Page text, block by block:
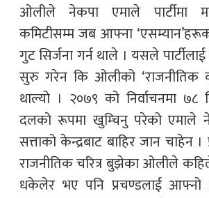
ओलीले नेकपा एमाले पार्टीमा
कमिटीसम्म जब आफ्ना
गुट सिर्जना गर्न थाले । यसले पार्टीलाई
सुरु गरेन कि ओलीको ‘राजनीतिक
थाल्यो । २०७९ को निर्वाचनमा ७८
दलको रूपमा खुम्चिनु परेको
सत्ताको केन्द्रबाट बाहिर जान चाहेन
राजनीतिक चरित्र बुझेका ओलीले
धकेलेर भए पनि प्रचण्डलाई